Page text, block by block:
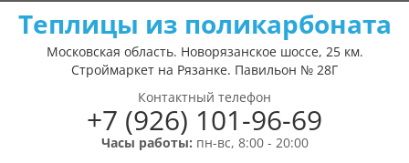
Теплицы из поликарбоната
Московская область. Новорязанское шоссе, 25 км.
Строймаркет на Рязанке. Павильон № 28Г
Контактный телефон
+7 (926) 101-96-69
Часы работы: пн-вс, 8:00 - 20:00